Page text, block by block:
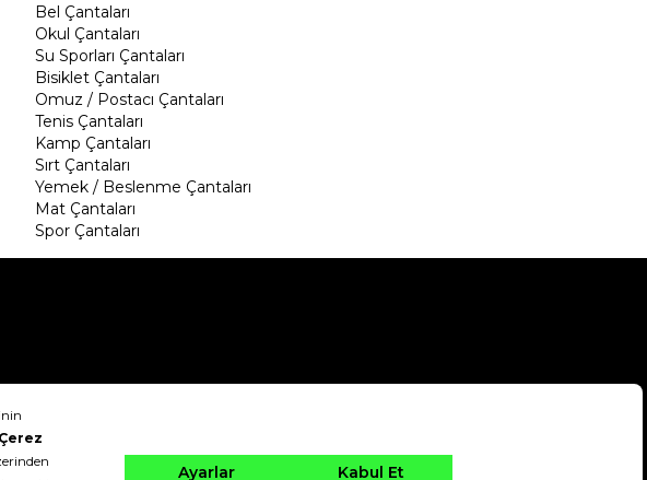
Bel Çantaları
Okul Çantaları
Su Sporları Çantaları
Bisiklet Çantaları
Omuz / Postacı Çantaları
Tenis Çantaları
Kamp Çantaları
Sırt Çantaları
Yemek / Beslenme Çantaları
Mat Çantaları
Spor Çantaları